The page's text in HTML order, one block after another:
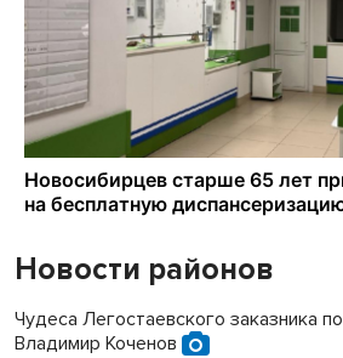
Новости районов
Чудеса Легостаевского заказника
Владимир Коченов